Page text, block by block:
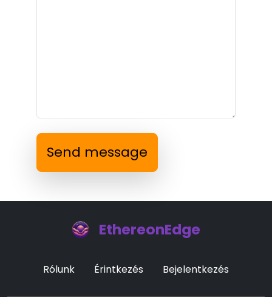
Send message
EthereonEdge
Rólunk Érintkezés Bejelentkezés